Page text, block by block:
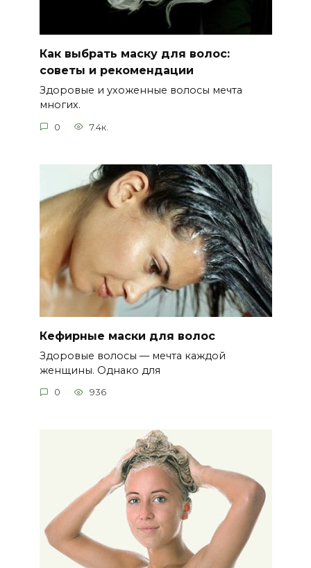
Как выбрать маску для волос:
советы и рекомендации
Здоровые и ухоженные волосы мечта
многих.
0 7.4к.
Кефирные маски для волос
Здоровые волосы — мечта каждой
женщины. Однако для
0 936